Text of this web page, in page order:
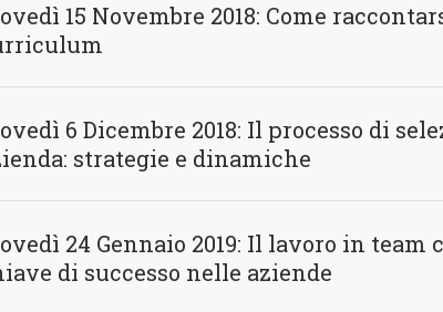
15 Novembre 2018: Come
6 Dicembre 2018: Il processo di
strategie e dinamiche
24 Gennaio 2019: Il lavoro in team
di successo nelle aziende